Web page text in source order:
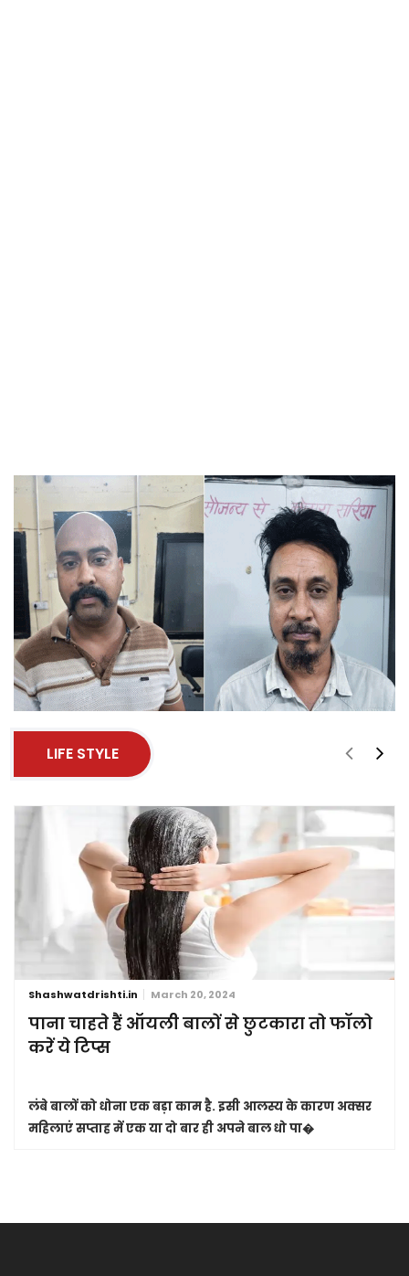
LIFE STYLE
Shashwatdrishti.in March 20, 2024
पाना चाहते हैं ऑयली बालों से छुटकारा तो फॉलो
करें ये टिप्स
लंबे बालों को धोना एक बड़ा काम है. इसी आलस्य के कारण अक्सर
महिलाएं सप्ताह में एक या दो बार ही अपने बाल धो पा�